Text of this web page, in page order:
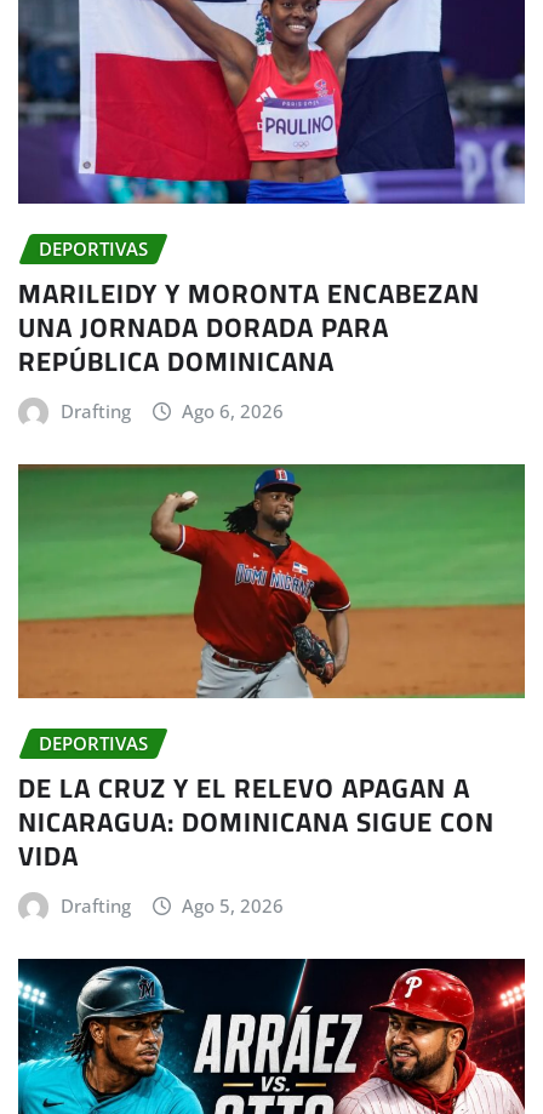
DEPORTIVAS
MARILEIDY Y MORONTA ENCABEZAN
UNA JORNADA DORADA PARA
REPÚBLICA DOMINICANA
Drafting Ago 6, 2026
DEPORTIVAS
DE LA CRUZ Y EL RELEVO APAGAN A
NICARAGUA: DOMINICANA SIGUE CON
VIDA
Drafting Ago 5, 2026